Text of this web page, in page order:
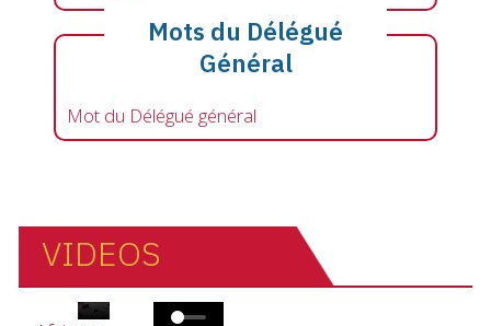
Mots du Délégué
Général
Mot du Délégué général
VIDEOS
Fichier vidéoFichier vidéoFichier vidéo